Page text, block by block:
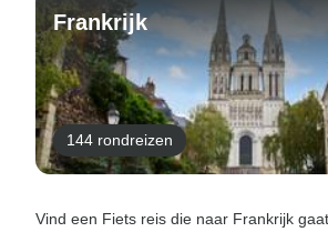
Frankrijk
144 rondreizen
Vind een Fiets reis die naar Frankrijk